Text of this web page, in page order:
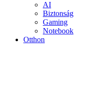
AI
Biztonság
Gaming
Notebook
Otthon